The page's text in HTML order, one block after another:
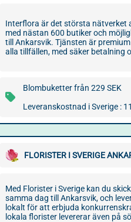
Interflora är det största nätverket
med nästan 600 butiker och
till Ankarsvik. Tjänsten är
alla tillfällen, med säker betalning
Blombuketter från 229 SEK
Leveranskostnad i Sverige :
FLORISTER I SVERIGE
Med Florister i Sverige kan du
samma dag till Ankarsvik, och
lokalt för att erbjuda
lokala florister levererar även på